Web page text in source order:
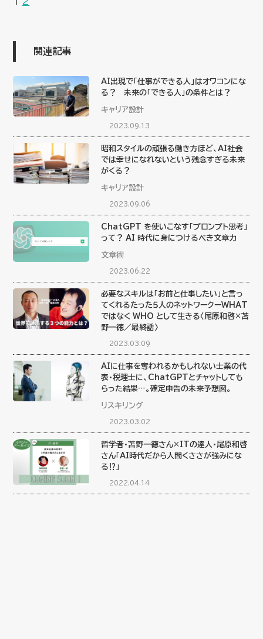
関連記事
AI出現で「仕事ができる人」はオワコンにな
る？ 未来の「できる人」の条件とは？
キャリア設計
2023.09.13
昭和スタイルの頑張る働き方ほど、AI社会
では幸せになれないという残念すぎる未来
がくる？
キャリア設計
2023.09.06
ChatGPT を使いこなす「プロンプト思考」
って？ AI 時代に身につけるべき文章力
文章術
2023.06.22
必要なスキルは「お前と仕事したい」と言っ
てくれるたった５人のネットワークーWHAT
ではなく WHO として生きる〈尾原和啓×苫
野一徳／最終話〉
2023.03.09
AIに仕事を奪われるかもしれない士業の代
表・税理士に、ChatGPTとチャットしても
らった結果…。確定申告の未来予想図。
リスキリング
2023.03.02
哲学者・苫野一徳さん×ITの達人・尾原和啓
さん「AI時代だから人間くささが強みにな
る⁉」
2022.04.14